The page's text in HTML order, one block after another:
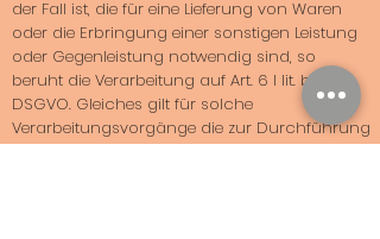
der Fall ist, die für eine Lieferung von Waren
oder die Erbringung einer sonstigen Leistung
oder Gegenleistung notwendig sind, so
beruht die Verarbeitung auf Art. 6 I lit. b
DSGVO. Gleiches gilt für solche
Verarbeitungsvorgänge die zur Durchführung
vorvertraglicher Maßnahmen erforderlich